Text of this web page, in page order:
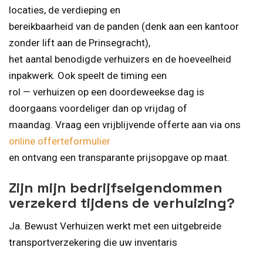
locaties, de verdieping en
bereikbaarheid van de panden (denk aan een kantoor
zonder lift aan de Prinsegracht),
het aantal benodigde verhuizers en de hoeveelheid
inpakwerk. Ook speelt de timing een
rol — verhuizen op een doordeweekse dag is
doorgaans voordeliger dan op vrijdag of
maandag. Vraag een vrijblijvende offerte aan via ons
online offerteformulier
en ontvang een transparante prijsopgave op maat.
Zijn mijn bedrijfseigendommen
verzekerd tijdens de verhuizing?
Ja. Bewust Verhuizen werkt met een uitgebreide
transportverzekering die uw inventaris